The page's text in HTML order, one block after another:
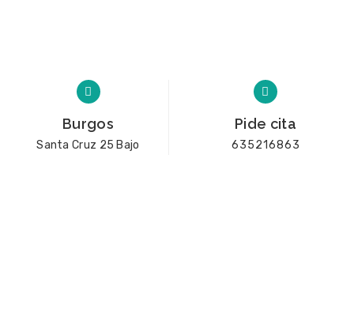
Burgos
Santa Cruz 25 Bajo
Pide cita
635216863